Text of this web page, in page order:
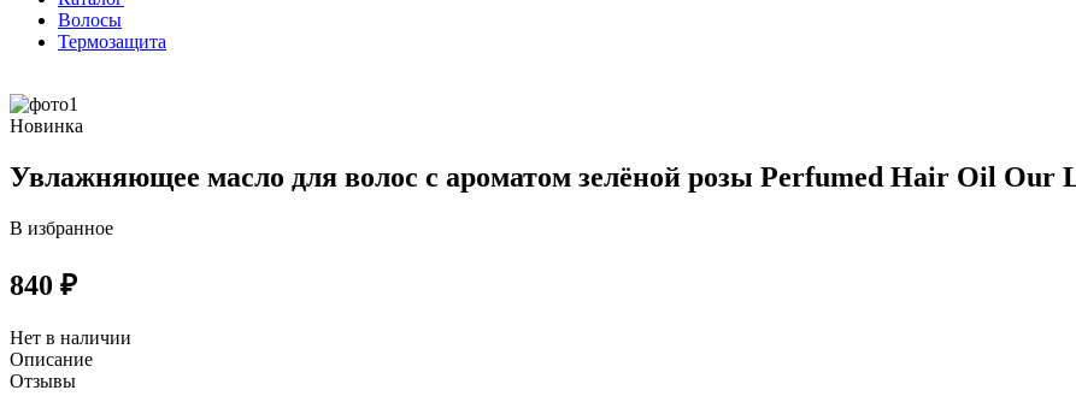
Волосы
Термозащита
Новинка
Увлажняющее масло для волос с ароматом зелёной розы Perfumed Hair Oil Our
В избранное
840 ₽
Нет в наличии
Описание
Отзывы